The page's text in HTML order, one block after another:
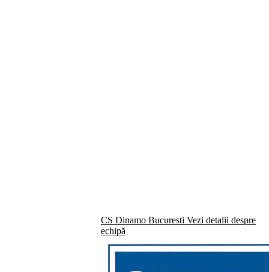
CS Dinamo Bucuresti Vezi detalii despre
echipă